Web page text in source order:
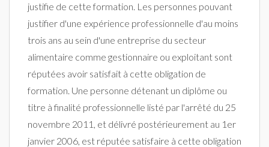
justifie de cette formation. Les personnes pouvant
justifier d'une expérience professionnelle d'au moins
trois ans au sein d'une entreprise du secteur
alimentaire comme gestionnaire ou exploitant sont
réputées avoir satisfait à cette obligation de
formation. Une personne détenant un diplôme ou
titre à finalité professionnelle listé par l'arrêté du 25
novembre 2011, et délivré postérieurement au 1er
janvier 2006, est réputée satisfaire à cette obligation